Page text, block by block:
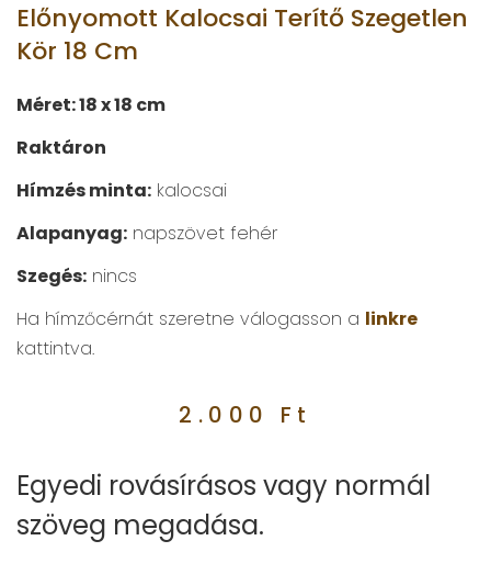
Előnyomott Kalocsai Terítő Szegetlen
Kör 18 Cm
Méret: 18 x 18 cm
Raktáron
Hímzés minta: kalocsai
Alapanyag: napszövet fehér
Szegés: nincs
Ha hímzőcérnát szeretne válogasson a linkre
kattintva.
2.000 Ft
Egyedi rovásírásos vagy normál
szöveg megadása.